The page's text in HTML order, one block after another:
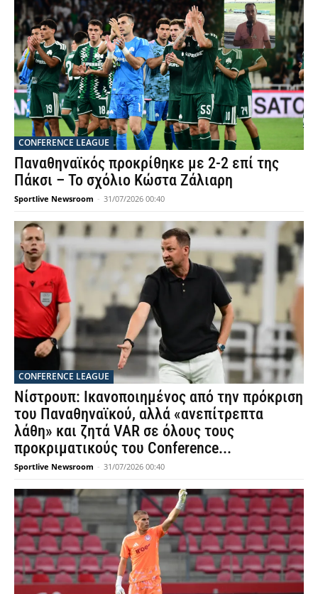
CONFERENCE LEAGUE
Παναθηναϊκός προκρίθηκε με 2-2 επί της
Πάκσι – Το σχόλιο Κώστα Ζάλιαρη
Sportlive Newsroom - 31/07/2026 00:40
CONFERENCE LEAGUE
Νίστρουπ: Ικανοποιημένος από την πρόκριση
του Παναθηναϊκού, αλλά «ανεπίτρεπτα
λάθη» και ζητά VAR σε όλους τους
προκριματικούς του Conference...
Sportlive Newsroom - 31/07/2026 00:40